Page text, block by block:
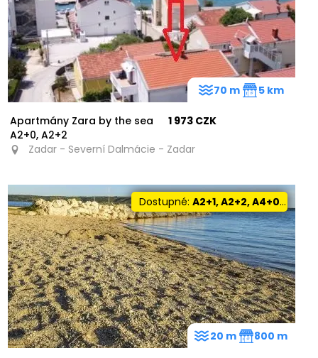
Apartmány Zara by the sea
A2+0, A2+2
1 973 CZK
Zadar - Severní Dalmácie - Zadar
70 m 5 km
Dostupné: A2+1, A2+2, A4+0, A4+2
20 m 800 m